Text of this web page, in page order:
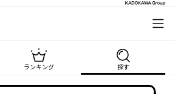
コミ
ランキング 探す